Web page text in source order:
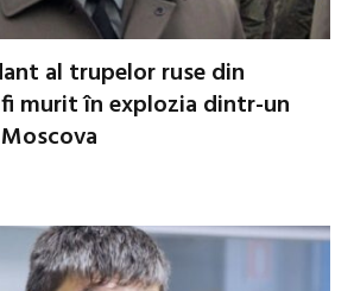
al trupelor ruse din
murit în explozia dintr-un